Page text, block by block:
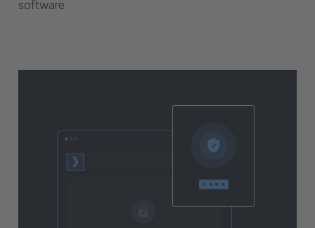
software.